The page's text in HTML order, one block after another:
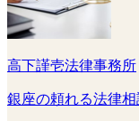
高下謹壱法律事務所
銀座の頼れる法律相